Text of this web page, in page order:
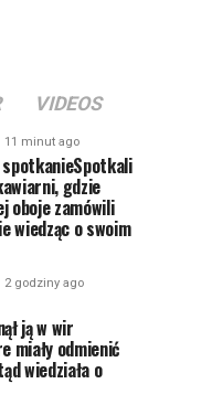
VIDEOS
11 minut ago
spotkanieSpotkali
gdzie
oboje zamówili
wiedząc o swoim
2 godziny ago
ją w wir
miały odmienić
wiedziała o